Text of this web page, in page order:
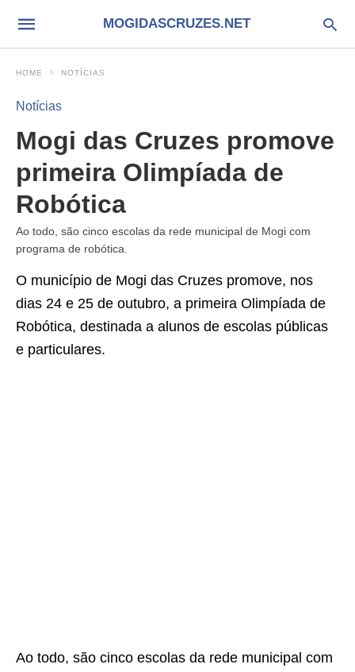
MOGIDASCRUZES.NET
HOME NOTÍCIAS
Notícias
Mogi das Cruzes promove
primeira Olimpíada de
Robótica
Ao todo, são cinco escolas da rede municipal de Mogi com
programa de robótica.
O município de Mogi das Cruzes promove, nos
dias 24 e 25 de outubro, a primeira Olimpíada de
Robótica, destinada a alunos de escolas públicas
e particulares.
Ao todo, são cinco escolas da rede municipal com